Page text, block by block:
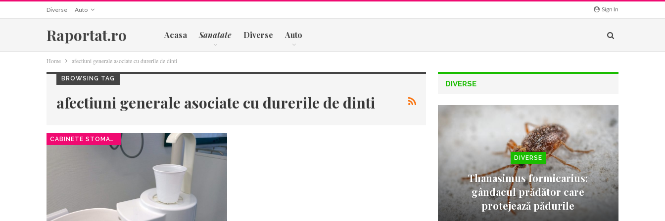
Sign In
Diverse Auto
Raportat.ro Acasa Sanatate Diverse Auto
Home afectiuni generale asociate cu durerile de dinti
BROWSING TAG
afectiuni generale asociate cu durerile de dinti
CABINETE STOMATOLOGICE
DIVERSE
DIVERSE
Thanasimus formicarius:
gândacul prădător care
protejează pădurile